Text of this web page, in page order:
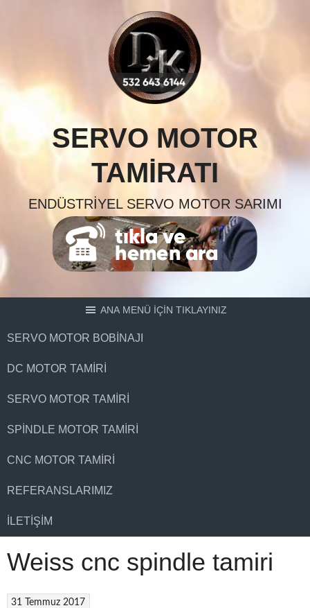
SERVO MOTOR
TAMIRATI
ENDÜSTRIYEL SERVO MOTOR SARIMI
ANA MENÜ İÇİN TIKLAYINIZ
SERVO MOTOR BOBINAJI
DC MOTOR TAMIRI
SERVO MOTOR TAMIRI
SPINDLE MOTOR TAMIRI
CNC MOTOR TAMIRI
REFERANSLARIMIZ
İLETIŞIM
Weiss cnc spindle tamiri
31 Temmuz 2017